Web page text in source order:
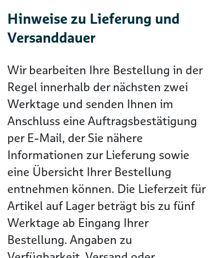
Hinweise zu Lieferung und
Versanddauer
Wir bearbeiten Ihre Bestellung in der
Regel innerhalb der nächsten zwei
Werktage und senden Ihnen im
Anschluss eine Auftragsbestätigung
per E-Mail, der Sie nähere
Informationen zur Lieferung sowie
eine Übersicht Ihrer Bestellung
entnehmen können. Die Lieferzeit für
Artikel auf Lager beträgt bis zu fünf
Werktage ab Eingang Ihrer
Bestellung. Angaben zu